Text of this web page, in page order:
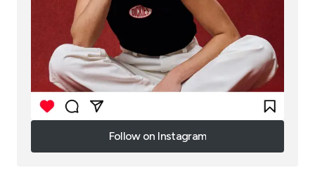
Follow on Instagram
Follow on Instagram